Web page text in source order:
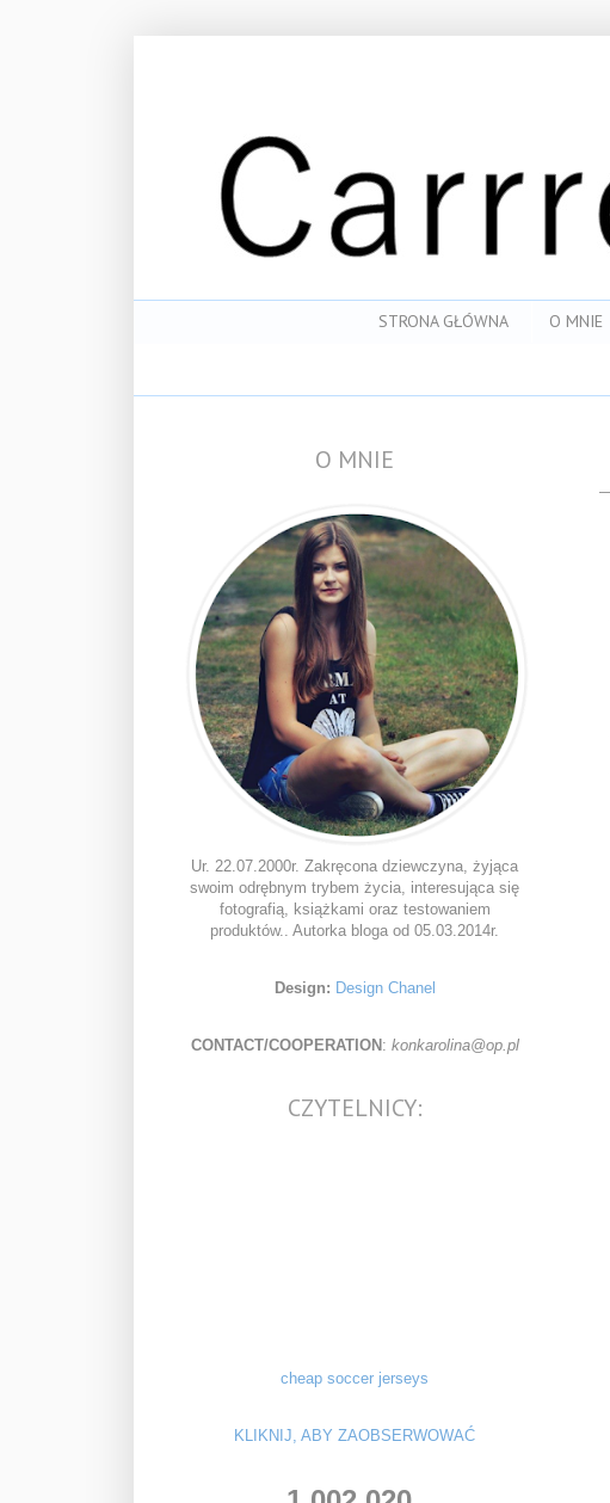
STRONA GŁÓWNA O MNIE
O MNIE
Ur. 22.07.2000r. Zakręcona dziewczyna, żyjąca
swoim odrębnym trybem życia, interesująca się
fotografią, książkami oraz testowaniem
produktów.. Autorka bloga od 05.03.2014r.
Design: Design Chanel
CONTACT/COOPERATION : konkarolina@op.pl
CZYTELNICY:
cheap soccer jerseys
KLIKNIJ, ABY ZAOBSERWOWAĆ